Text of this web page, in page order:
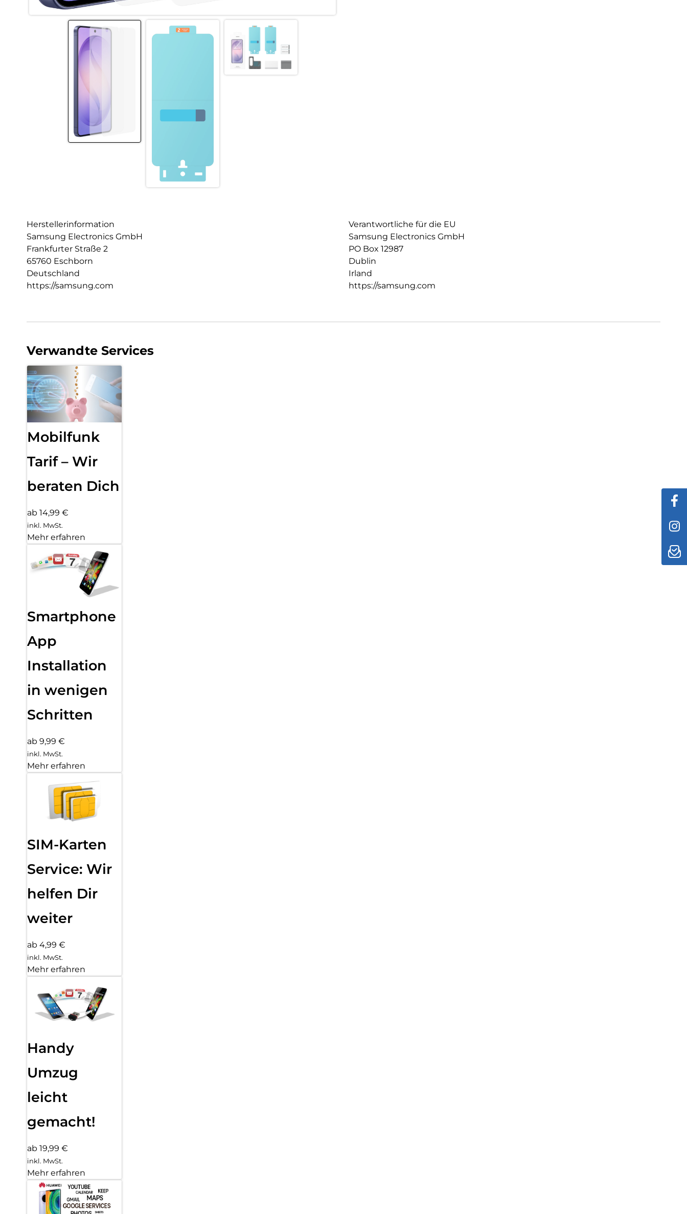
Herstellerinformation
Samsung Electronics GmbH
Frankfurter Straße 2
65760 Eschborn
Deutschland
https://samsung.com
Verantwortliche für die EU
Samsung Electronics GmbH
PO Box 12987
Dublin
Irland
https://samsung.com
Verwandte Services
Mobilfunk
Tarif – Wir
beraten Dich
ab 14,99 €
inkl. MwSt.
Mehr erfahren
Smartphone
App
Installation
in wenigen
Schritten
ab 9,99 €
inkl. MwSt.
Mehr erfahren
SIM-Karten
Service: Wir
helfen Dir
weiter
ab 4,99 €
inkl. MwSt.
Mehr erfahren
Handy
Umzug
leicht
gemacht!
ab 19,99 €
inkl. MwSt.
Mehr erfahren